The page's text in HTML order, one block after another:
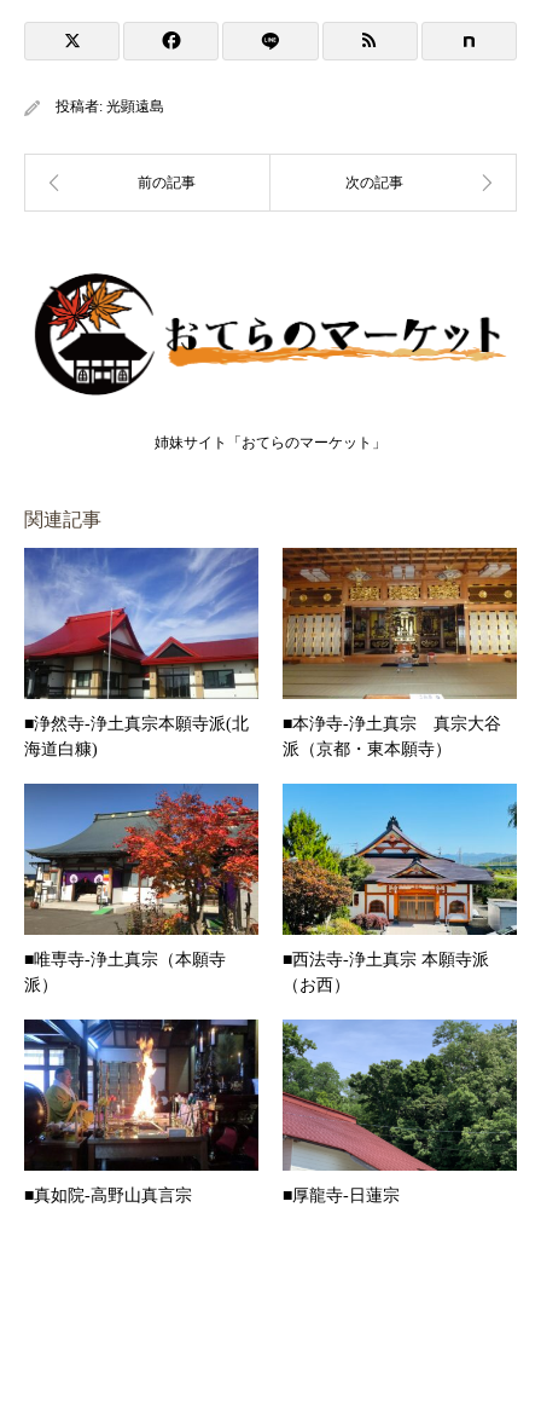
投稿者: 光顕遠島
姉妹サイト「おてらのマーケット」
関連記事
■浄然寺-浄土真宗本願寺派(北
海道白糠)
■本浄寺-浄土真宗 真宗大谷
派（京都・東本願寺）
■唯専寺-浄土真宗（本願寺
派）
■西法寺-浄土真宗 本願寺派
（お西）
■真如院-高野山真言宗 ■厚龍寺-日蓮宗